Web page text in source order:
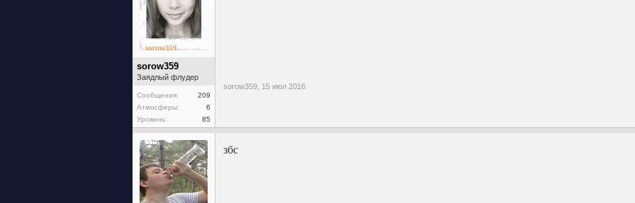
sorow359
Заядлый флудер
Сообщения:
209
Атмосферы:
6
Уровень:
85
sorow359, 15 июл 2016
збс